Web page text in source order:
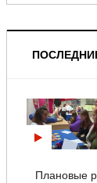
Плановые